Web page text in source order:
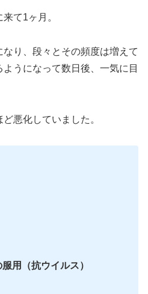
て1ヶ月。
り、段々とその頻度は増えて
うになって数日後、一気に目
悪化していました。
用（抗ウイルス）